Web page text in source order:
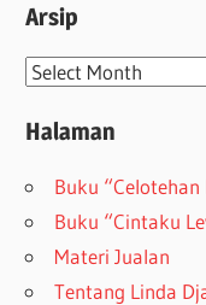
Arsip
Arsip
Halaman
Buku “Celotehan
Buku “Cintaku
Materi Jualan
Tentang Linda